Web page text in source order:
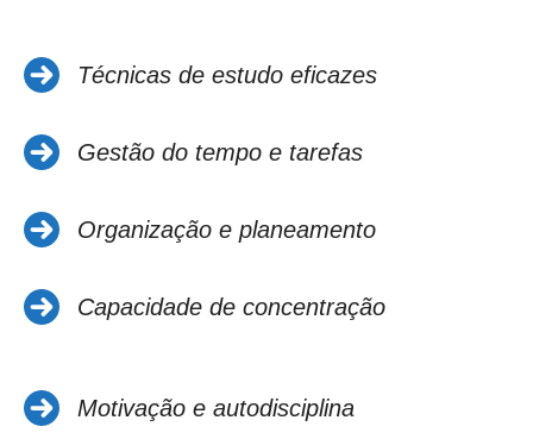
Técnicas de estudo eficazes
Gestão do tempo e tarefas
Organização e planeamento
Capacidade de concentração
Motivação e autodisciplina